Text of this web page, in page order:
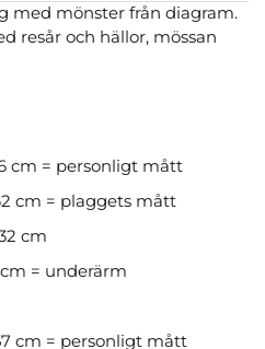
med mönster från diagram.
resår och hällor, mössan
cm = personligt mått
cm = plaggets mått
cm
cm = underärm
cm = personligt mått